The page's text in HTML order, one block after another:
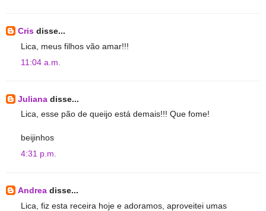
Cris disse...
Lica, meus filhos vão amar!!!
11:04 a.m.
Juliana disse...
Lica, esse pão de queijo está demais!!! Que fome!
beijinhos
4:31 p.m.
Andrea disse...
Lica, fiz esta receira hoje e adoramos, aproveitei umas